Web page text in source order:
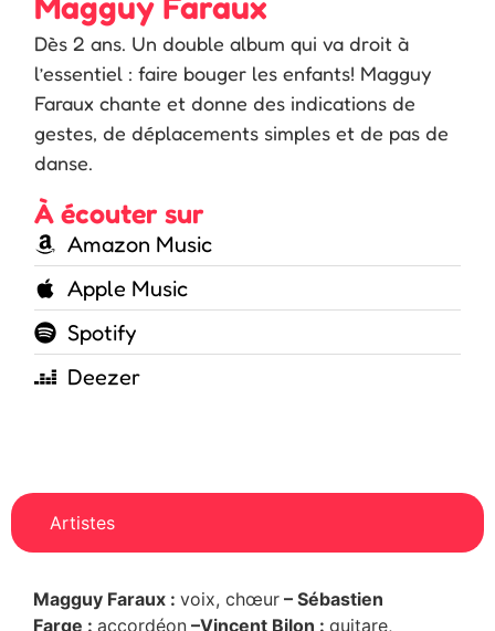
Dès 2 ans. Un double album qui va droit à
l’essentiel : faire bouger les enfants! Magguy
Faraux chante et donne des indications de
gestes, de déplacements simples et de pas de
danse.
À écouter sur
Amazon Music
Apple Music
Spotify
Deezer
Artistes
Magguy Faraux : voix, chœur – Sébastien
Farge : accordéon –Vincent Bilon : guitare,